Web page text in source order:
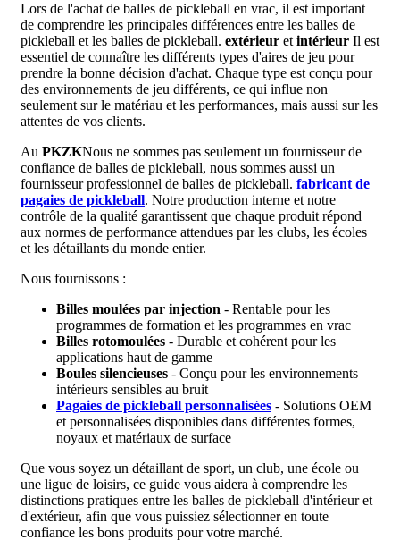
Lors de l'achat de balles de pickleball en vrac, il est important
de comprendre les principales différences entre les balles de
pickleball et les balles de pickleball. extérieur et intérieur Il est
essentiel de connaître les différents types d'aires de jeu pour
prendre la bonne décision d'achat. Chaque type est conçu pour
des environnements de jeu différents, ce qui influe non
seulement sur le matériau et les performances, mais aussi sur les
attentes de vos clients.
Au PKZKNous ne sommes pas seulement un fournisseur de
confiance de balles de pickleball, nous sommes aussi un
fournisseur professionnel de balles de pickleball. fabricant de
pagaies de pickleball. Notre production interne et notre
contrôle de la qualité garantissent que chaque produit répond
aux normes de performance attendues par les clubs, les écoles
et les détaillants du monde entier.
Nous fournissons :
Billes moulées par injection - Rentable pour les
programmes de formation et les programmes en vrac
Billes rotomoulées - Durable et cohérent pour les
applications haut de gamme
Boules silencieuses - Conçu pour les environnements
intérieurs sensibles au bruit
Pagaies de pickleball personnalisées - Solutions OEM
et personnalisées disponibles dans différentes formes,
noyaux et matériaux de surface
Que vous soyez un détaillant de sport, un club, une école ou
une ligue de loisirs, ce guide vous aidera à comprendre les
distinctions pratiques entre les balles de pickleball d'intérieur et
d'extérieur, afin que vous puissiez sélectionner en toute
confiance les bons produits pour votre marché.